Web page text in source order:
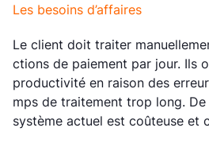
Les besoins d’affaires
Le client doit traiter
ctions de paiement par jour. Ils
productivité en raison des
mps de traitement trop long.
système actuel est coûteuse et